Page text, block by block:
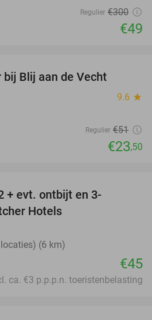
Regulier €300
€49
Blij aan de Vecht
9.6 star
Regulier €51
€23,50
+ evt. ontbijt en 3-
Hotels
(6 km)
€45
ca. €3 p.p.p.n. toeristenbelasting